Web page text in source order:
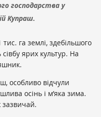
господарства у
Купраш.
га землі, здебільшого
ярих культур. На
особливо відчули
осінь і м’яка зима.
зазвичай.